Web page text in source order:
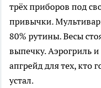
трёх приборов под
привычки.
80% рутины. Весы
выпечку. Аэрогриль
апгрейд для тех, кто
устал.